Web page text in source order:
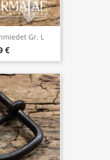
Gr. L
€